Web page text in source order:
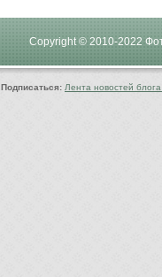
Copyright © 2010-2022
Подписаться: Лента новостей